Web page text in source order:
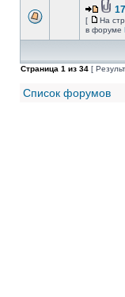
[ На
в форуме
Страница 1 из 34 [
Список форумов